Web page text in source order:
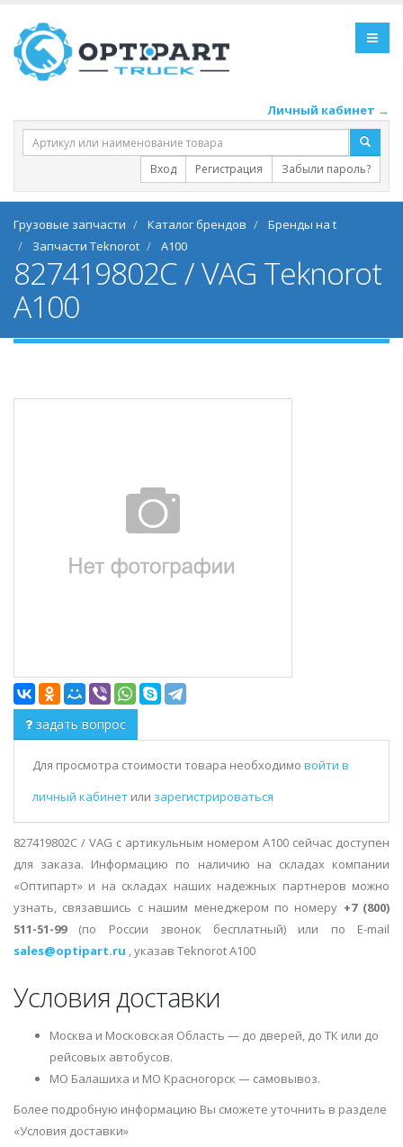
Личный кабинет →
Вход Регистрация Забыли пароль?
Грузовые запчасти Каталог брендов
Бренды на t
Запчасти Teknorot
A100
827419802C / VAG Teknorot
A100
задать вопрос
Для просмотра стоимости товара необходимо войти в
личный кабинет или зарегистрироваться
827419802C / VAG с артикульным номером A100 сейчас доступен
для заказа. Информацию по наличию на складах компании
«Оптипарт» и на складах наших надежных партнеров можно
узнать, связавшись с нашим менеджером по номеру +7 (800)
511-51-99(по России звонок бесплатный) или по E-mail
sales@optipart.ru , указав Teknorot A100
Условия доставки
Москва и Московская Область — до дверей, до ТК или до
рейсовых автобусов.
МО Балашиха и МО Красногорск — самовывоз.
Более подробную информацию Вы сможете уточнить в разделе
«Условия доставки»